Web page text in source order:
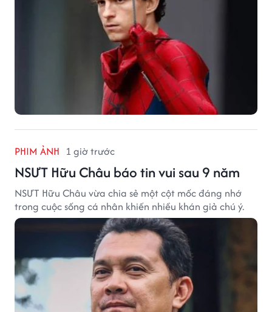
PHIM ẢNH 1 giờ trước
NSƯT Hữu Châu báo tin vui sau 9 năm
NSƯT Hữu Châu vừa chia sẻ một cột mốc đáng nhớ
trong cuộc sống cá nhân khiến nhiều khán giả chú ý.